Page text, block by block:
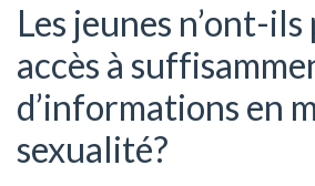
Les jeunes n’ont-ils
accès à
d’informations en
sexualité?